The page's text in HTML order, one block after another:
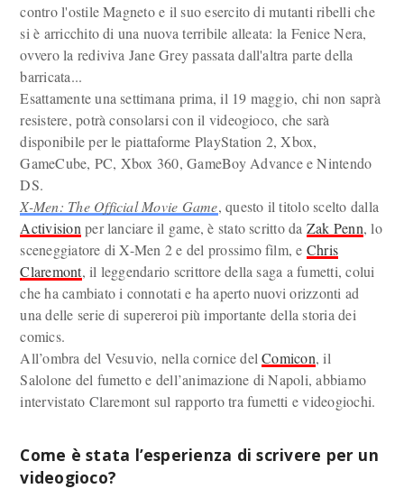
contro l'ostile Magneto e il suo esercito di mutanti ribelli che
si è arricchito di una nuova terribile alleata: la Fenice Nera,
ovvero la rediviva Jane Grey passata dall'altra parte della
barricata...
Esattamente una settimana prima, il 19 maggio, chi non saprà
resistere, potrà consolarsi con il videogioco, che sarà
disponibile per le piattaforme PlayStation 2, Xbox,
GameCube, PC, Xbox 360, GameBoy Advance e Nintendo
DS.
X-Men: The Official Movie Game, questo il titolo scelto dalla
Activision per lanciare il game, è stato scritto da Zak Penn, lo
sceneggiatore di X-Men 2 e del prossimo film, e Chris
Claremont, il leggendario scrittore della saga a fumetti, colui
che ha cambiato i connotati e ha aperto nuovi orizzonti ad
una delle serie di supereroi più importante della storia dei
comics.
All’ombra del Vesuvio, nella cornice delComicon, il
Salolone del fumetto e dell’animazione di Napoli, abbiamo
intervistato Claremont sul rapporto tra fumetti e videogiochi.
Come è stata l’esperienza di scrivere per un
videogioco?